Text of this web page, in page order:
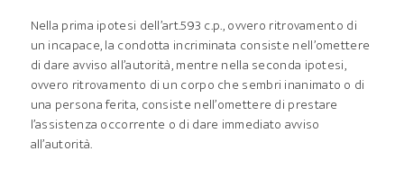
Nella prima ipotesi dell’art.593 c.p., ovvero ritrovamento di
un incapace, la condotta incriminata consiste nell’omettere
di dare avviso all’autorità, mentre nella seconda ipotesi,
ovvero ritrovamento di un corpo che sembri inanimato o di
una persona ferita, consiste nell’omettere di prestare
l’assistenza occorrente o di dare immediato avviso
all’autorità.